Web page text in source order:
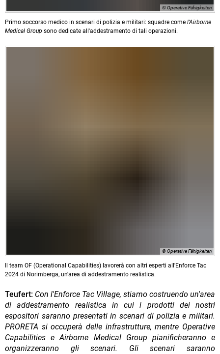
© Operative Fähigkeiten
Primo soccorso medico in scenari di polizia e militari: squadre come l'Airborne
Medical Group sono dedicate all'addestramento di tali operazioni.
© Operative Fähigkeiten
Il team OF (Operational Capabilities) lavorerà con altri esperti all'Enforce Tac
2024 di Norimberga, un'area di addestramento realistica.
Teufert: Con l'Enforce Tac Village, stiamo costruendo un'area
di addestramento realistica in cui i prodotti dei nostri
espositori saranno presentati in scenari di polizia e militari.
PRORETA si occuperà delle infrastrutture, mentre Operative
Capabilities e Airborne Medical Group pianificheranno e
organizzeranno gli scenari. Gli scenari saranno